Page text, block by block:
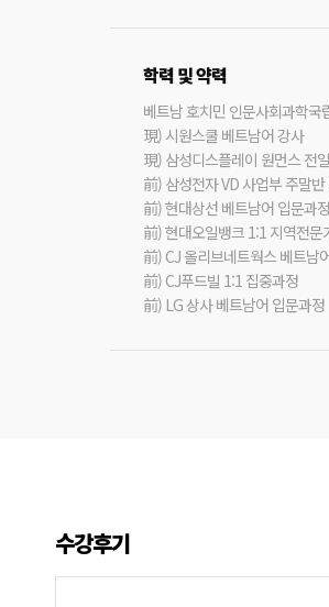
학력 및 약력
베트남 호치민 인문사회과학국
現) 시원스쿨 베트남어 강사
現) 삼성디스플레이 원먼스 전
前) 삼성전자 VD 사업부 주말
前) 현대상선 베트남어 입문과정
前) 현대오일뱅크 1:1 지역전문
前) CJ 올리브네트웍스 베트남
前) CJ푸드빌 1:1 집중과정
前) LG 상사 베트남어 입문과정
수강후기